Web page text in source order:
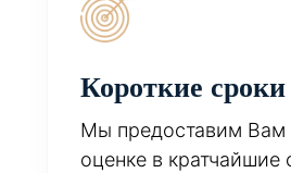
Короткие сроки
Мы предоставим Вам
оценке в кратчайшие